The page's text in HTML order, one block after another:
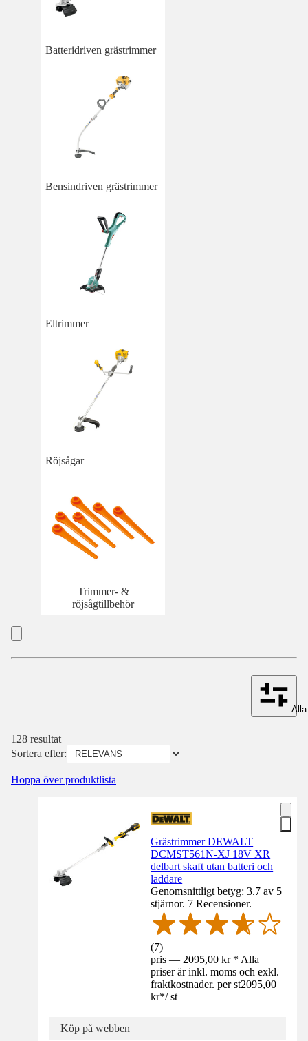
Batteridriven grästrimmer
Bensindriven grästrimmer
Eltrimmer
Röjsågar
Trimmer- &
röjsågtillbehör
128 resultat
Sortera efter:
Hoppa över produktlista
Grästrimmer DEWALT
DCMST561N-XJ 18V XR
delbart skaft utan batteri och
laddare
Genomsnittligt betyg: 3.7 av 5
stjärnor. 7 Recensioner.
(7)
pris — 2095,00 kr * Alla
priser är inkl. moms och exkl.
fraktkostnader. per st2095,00
kr*/ st
Köp på webben